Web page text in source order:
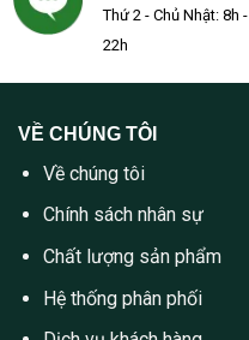
Thứ 2 - Chủ Nhật: 8h -
22h
VỀ CHÚNG TÔI
Về chúng tôi
Chính sách nhân sự
Chất lượng sản phẩm
Hệ thống phân phối